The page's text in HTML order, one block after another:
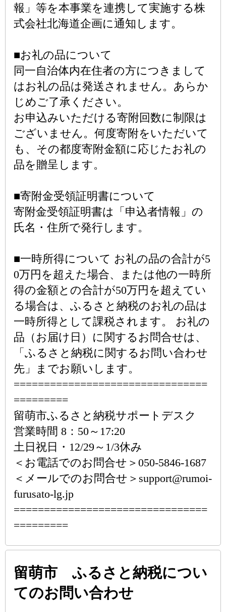
報」等を本事業を連携して実施する株
式会社北海道企画に通知します。
■お礼の品について
同一自治体内在住者の方につきまして
はお礼の品は発送されません。あらか
じめご了承ください。
お申込みいただける寄附回数に制限は
ございません。何度寄附をいただいて
も、その都度寄附金額に応じたお礼の
品を贈呈します。
■寄附金受領証明書について
寄附金受領証明書は「申込者情報」の
氏名・住所で発行します。
■一時所得について お礼の品の合計が5
0万円を超えた場合、または他の一時所
得の金額との合計が50万円を超えてい
る場合は、ふるさと納税のお礼の品は
一時所得として課税されます。 お礼の
品（お届け日）に関するお問合せは、
「ふるさと納税に関するお問い合わせ
先」までお願いします。
================================
=========
留萌市ふるさと納税サポートデスク
営業時間 8：50～17:20
土日祝日・12/29～1/3休み
＜お電話でのお問合せ＞050-5846-1687
＜メールでのお問合せ＞support@rumoi-
furusato-lg.jp
================================
=========
留萌市 ふるさと納税につい
てのお問い合わせ